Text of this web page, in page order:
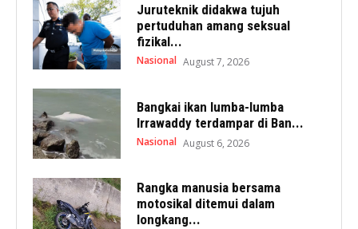
Juruteknik didakwa tujuh
pertuduhan amang seksual
fizikal...
Nasional August 7, 2026
Bangkai ikan lumba-lumba
Irrawaddy terdampar di Ban...
Nasional August 6, 2026
Rangka manusia bersama
motosikal ditemui dalam
longkang...